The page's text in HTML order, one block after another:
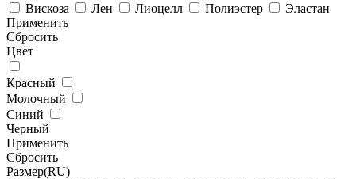
Вискоза
Лен Лиоцелл Полиэстер
Эластан
Применить
Cбросить
Цвет
Красный
Молочный
Синий
Черный
Применить
Cбросить
Размер(RU)